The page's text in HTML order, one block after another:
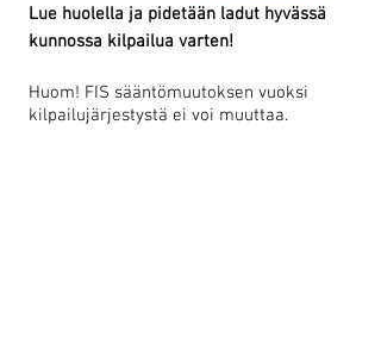
Lue huolella ja pidetään ladut hyvässä
kunnossa kilpailua varten!
Huom! FIS sääntömuutoksen vuoksi
kilpailujärjestystä ei voi muuttaa.​